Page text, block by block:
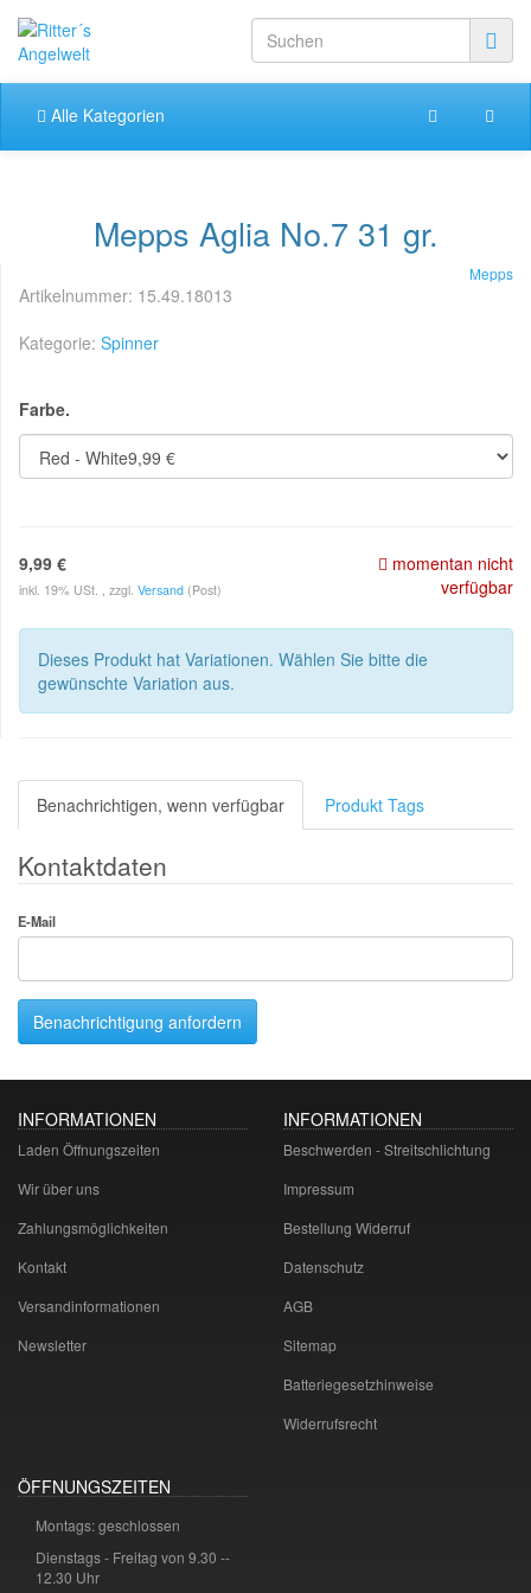
Alle Kategorien
Mepps Aglia No.7 31 gr.
Mepps
Artikelnummer: 15.49.18013
Kategorie: Spinner
Farbe.
9,99 €
inkl. 19% USt. , zzgl. Versand (Post)
momentan nicht
verfügbar
Dieses Produkt hat Variationen. Wählen Sie bitte die
gewünschte Variation aus.
Benachrichtigen, wenn verfügbar Produkt Tags
Kontaktdaten
E-Mail
Benachrichtigung anfordern
INFORMATIONEN
Laden Öffnungszeiten
Wir über uns
Zahlungsmöglichkeiten
Kontakt
Versandinformationen
Newsletter
INFORMATIONEN
Beschwerden - Streitschlichtung
Impressum
Bestellung Widerruf
Datenschutz
AGB
Sitemap
Batteriegesetzhinweise
Widerrufsrecht
ÖFFNUNGSZEITEN
Montags: geschlossen
Dienstags - Freitag von 9.30 --
12.30 Uhr